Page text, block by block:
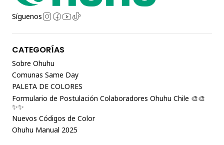
Síguenos
CATEGORÍAS
Sobre Ohuhu
Comunas Same Day
PALETA DE COLORES
Formulario de Postulación Colaboradores Ohuhu Chile 🎨🎨
✨✨
Nuevos Códigos de Color
Ohuhu Manual 2025